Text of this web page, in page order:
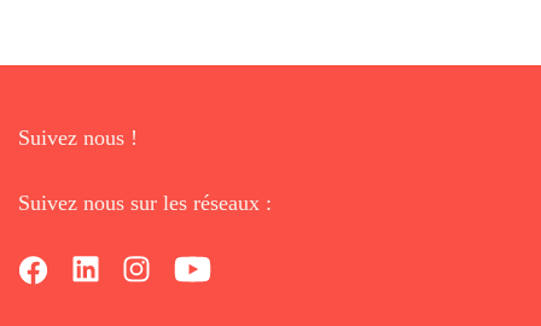
Suivez nous !
Suivez nous sur les réseaux :